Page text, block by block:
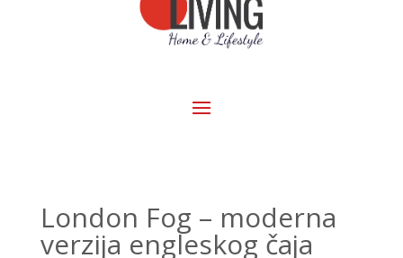
London Fog – moderna
verzija engleskog čaja